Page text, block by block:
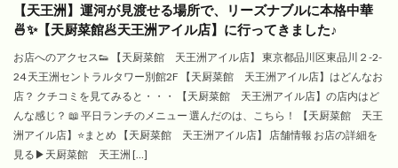
【天王洲】運河が見渡せる場所で、リーズナブルに本格中華
🍜✨【天厨菜館🥟天王洲アイル店】に行ってきました♪
お店へのアクセス👟 【天厨菜館 天王洲アイル店】 東京都品川区東品川２-2-
24 天王洲セントラルタワー別館2F 【天厨菜館 天王洲アイル店】はどんなお
店？ クチコミを見てみると・・・ 【天厨菜館 天王洲アイル店】の店内はど
んな感じ？ 📖 平日ランチのメニュー 選んだのは、こちら！ 【天厨菜館 天王
洲アイル店】⭐️まとめ 【天厨菜館 天王洲アイル店】 店舗情報 お店の詳細を
見る▶︎天厨菜館 天王洲 […]